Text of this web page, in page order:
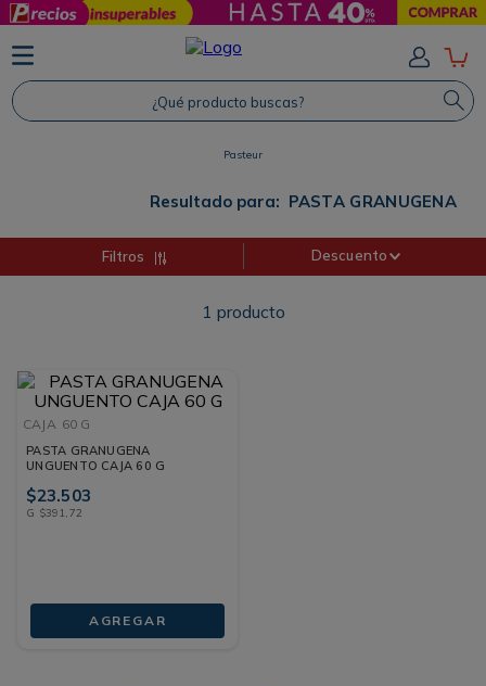
¿Qué producto buscas?
Pasteur
Resultado para: PASTA GRANUGENA
Filtros Descuento
1 producto
CAJA 60 G
PASTA GRANUGENA
UNGUENTO CAJA 60 G
$23.503
G $391 72
AGREGAR
TÉRMINOS MÁS BUSCADOS
1. Protector Solar
2. Proteina